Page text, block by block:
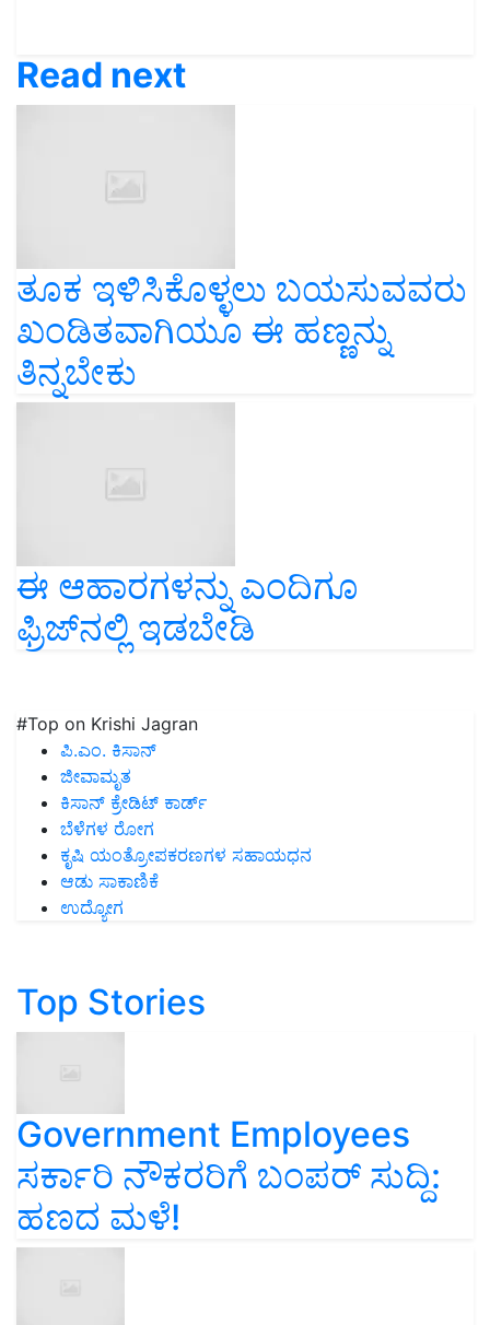
Read next
ತೂಕ ಇಳಿಸಿಕೊಳ್ಳಲು ಬಯಸುವವರು
ಖಂಡಿತವಾಗಿಯೂ ಈ ಹಣ್ಣನ್ನು
ತಿನ್ನಬೇಕು
ಈ ಆಹಾರಗಳನ್ನು ಎಂದಿಗೂ
ಫ್ರಿಜ್‌ನಲ್ಲಿ ಇಡಬೇಡಿ
#Top on Krishi Jagran
ಪಿ.ಎಂ. ಕಿಸಾನ್
ಜೀವಾಮೃತ
ಕಿಸಾನ್ ಕ್ರೇಡಿಟ್ ಕಾರ್ಡ್
ಬೆಳೆಗಳ ರೋಗ
ಕೃಷಿ ಯಂತ್ರೋಪಕರಣಗಳ ಸಹಾಯಧನ
ಆಡು ಸಾಕಾಣಿಕೆ
ಉದ್ಯೋಗ
Top Stories
Government Employees
ಸರ್ಕಾರಿ ನೌಕರರಿಗೆ ಬಂಪರ್‌ ಸುದ್ದಿ:
ಹಣದ ಮಳೆ!